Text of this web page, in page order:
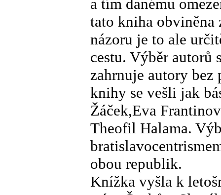
a tím danému
tato kniha obviněna
názoru je to ale
cestu. Výběr
zahrnuje autory
knihy se vešli jak
Žáček,Eva
Theofil Halama.
obou republik.
Knížka vyšla k